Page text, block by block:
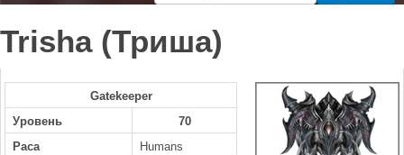
Trisha (Триша)
Gatekeeper
Уровень
70
Раса
Humans